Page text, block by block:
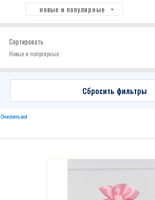
новые и популярные
Сортировать
Новые и популярные
Сбросить фильтры
Очистить всё